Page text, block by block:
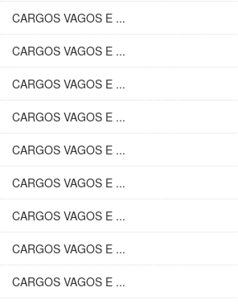
CARGOS VAGOS E ...
CARGOS VAGOS E ...
CARGOS VAGOS E ...
CARGOS VAGOS E ...
CARGOS VAGOS E ...
CARGOS VAGOS E ...
CARGOS VAGOS E ...
CARGOS VAGOS E ...
CARGOS VAGOS E ...